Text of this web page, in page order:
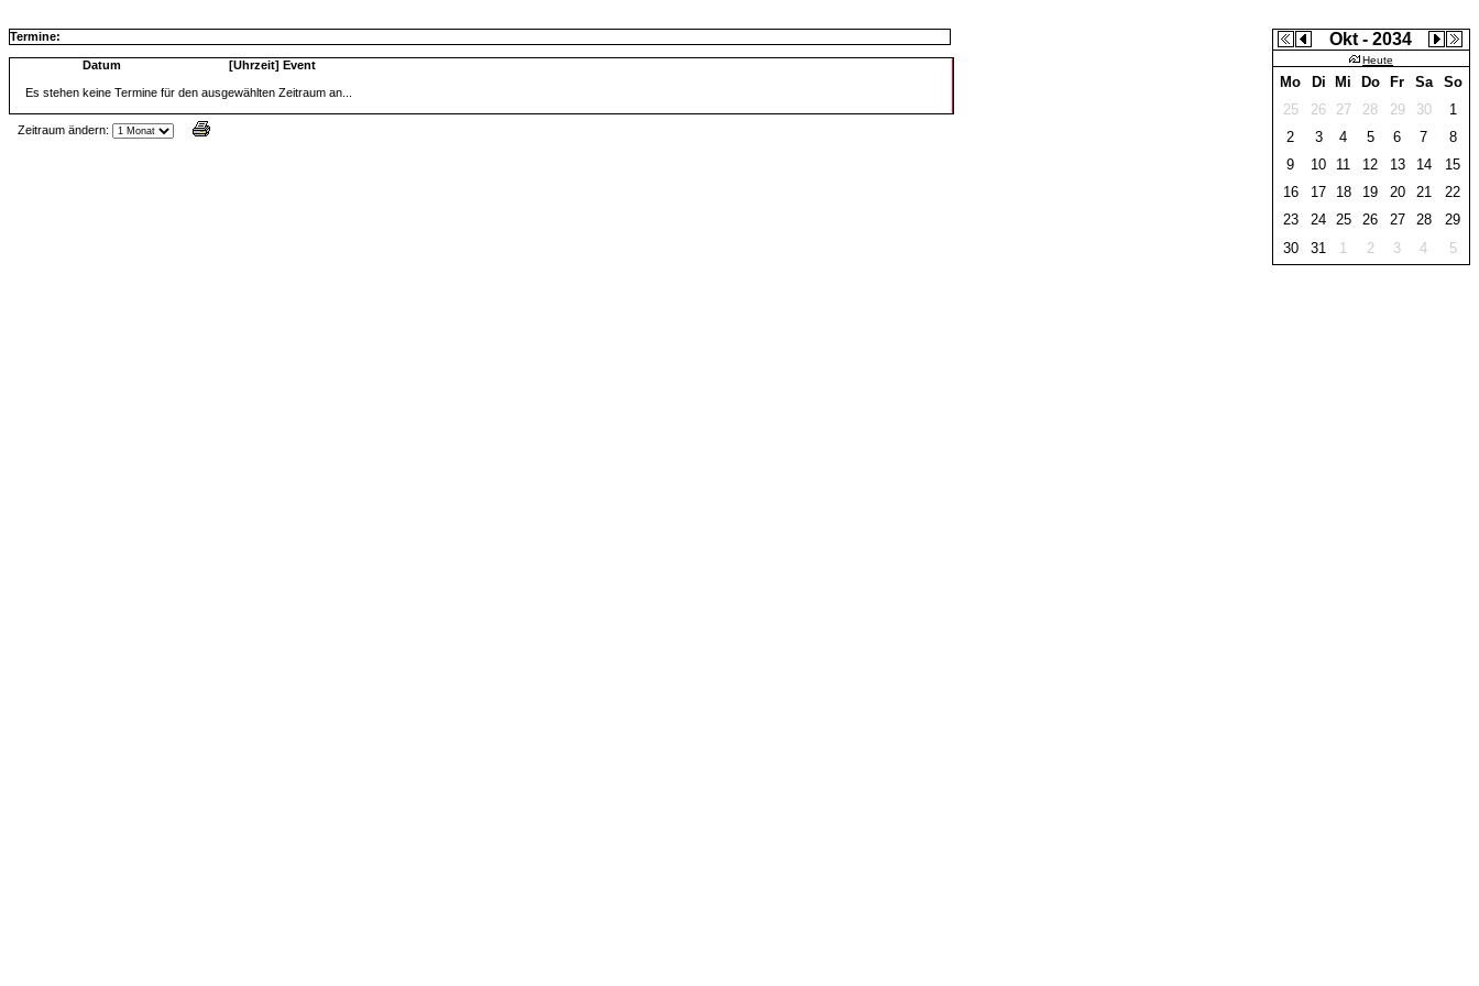
Termine:
Datum [Uhrzeit] Event
Es stehen keine Termine für den ausgewählten Zeitraum an...
Zeitraum ändern:
Okt - 2034
Heute
Mo Di Mi Do Fr Sa
So
25
26 27 28 29 30
1
2
3 4 5 6 7
8
9
10 11 12 13 14
15
16
17 18 19 20 21
22
23
24 25 26 27 28
29
30
31 1 2 3 4 5